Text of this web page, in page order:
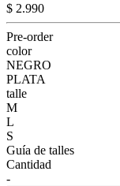
$ 2.990
Pre-order
color
NEGRO
PLATA
talle
M
L
S
Guía de talles
Cantidad
-